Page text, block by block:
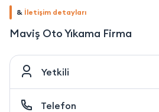
& İletişim detayları
Maviş Oto Yıkama Firma
Yetkili
Telefon